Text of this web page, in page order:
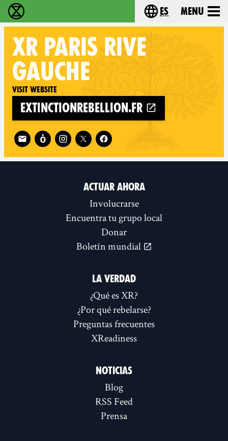
extinction rebellion - Home Choose your
es Menu
XR PARIS RIVE
GAUCHE
Visit website
extinctionrebellion.fr
Follow XR Paris Rive Gauche on
ACTUAR AHORA
Involucrarse
Encuentra tu grupo local
Donar
Boletín mundial
LA VERDAD
¿Qué es XR?
¿Por qué rebelarse?
Preguntas frecuentes
XReadiness
NOTICIAS
Blog
RSS Feed
Prensa